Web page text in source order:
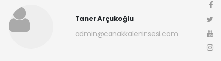
Taner Arçukoğlu
admin@canakkaleninsesi.com